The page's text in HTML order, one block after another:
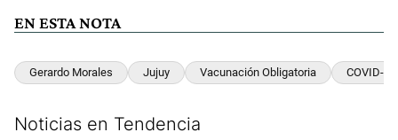
EN ESTA NOTA
Gerardo Morales Jujuy Vacunación Obligatoria COVID-19
Noticias en Tendencia